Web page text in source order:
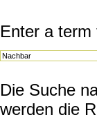
Enter a
Die Suche
werden die